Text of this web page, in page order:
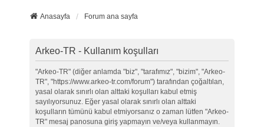
Anasayfa Forum ana sayfa
Arkeo-TR - Kullanım koşulları
"Arkeo-TR" (diğer anlamda "biz", "tarafımız", "bizim", "Arkeo-
TR", "https://www.arkeo-tr.com/forum") tarafından çoğaltılan,
yasal olarak sınırlı olan alttaki koşulları kabul etmiş
sayılıyorsunuz. Eğer yasal olarak sınırlı olan alttaki
koşulların tümünü kabul etmiyorsanız o zaman lütfen "Arkeo-
TR" mesaj panosuna giriş yapmayın ve/veya kullanmayın.